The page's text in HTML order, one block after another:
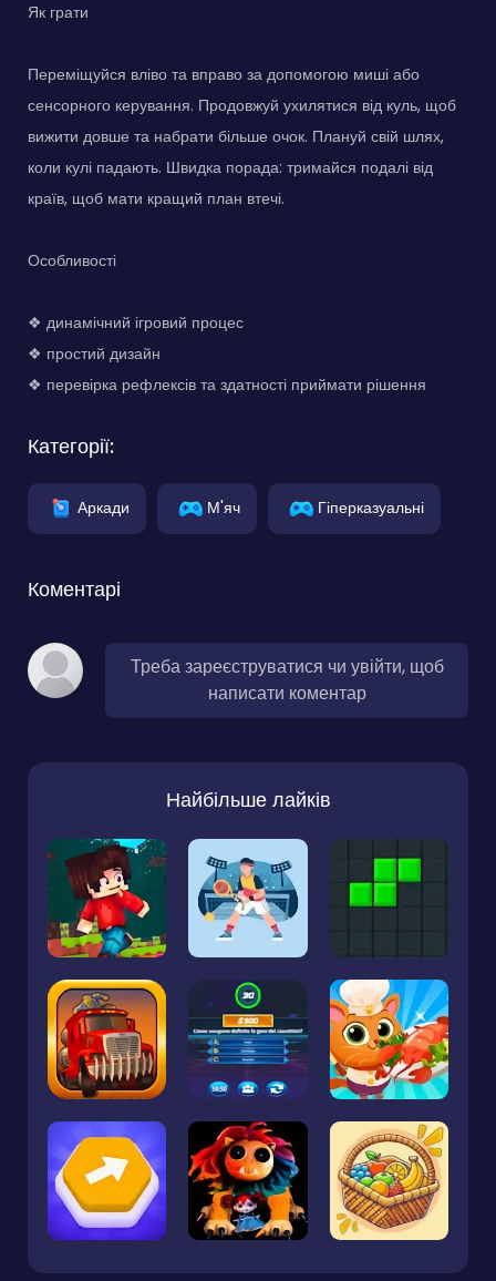
Як грати
Переміщуйся вліво та вправо за допомогою миші або
сенсорного керування. Продовжуй ухилятися від куль, щоб
вижити довше та набрати більше очок. Плануй свій шлях,
коли кулі падають. Швидка порада: тримайся подалі від
країв, щоб мати кращий план втечі.
Особливості
❖ динамічний ігровий процес
❖ простий дизайн
❖ перевірка рефлексів та здатності приймати рішення
Категорії:
Аркади М'яч Гіперказуальні
Коментарі
Треба зареєструватися чи увійти, щоб
написати коментар
Найбільше лайків